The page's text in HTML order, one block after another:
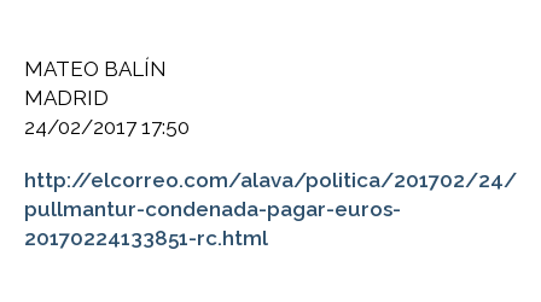
MATEO BALÍN
MADRID
24/02/2017 17:50
http://elcorreo.com/alava/politica/201702/24/
pullmantur-condenada-pagar-euros-
20170224133851-rc.html